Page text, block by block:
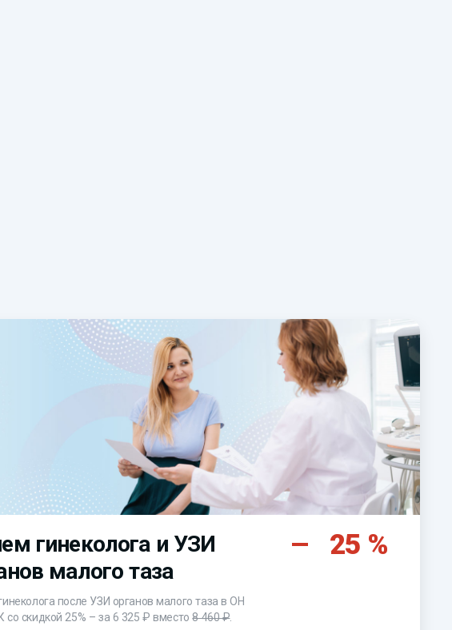
гинеколога и УЗИ
малого таза
25 %
после УЗИ органов малого таза в ОН
со скидкой 25% – за 6 325 ₽ вместо8 460 ₽.